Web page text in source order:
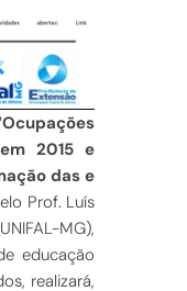
2015 e
das e
Prof. Luís
MG),
educação
realizará,